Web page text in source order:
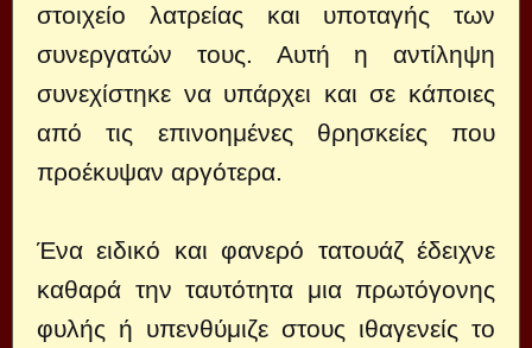
στοιχείο λατρείας και υποταγής των
συνεργατών τους. Αυτή η αντίληψη
συνεχίστηκε να υπάρχει και σε κάποιες
από τις επινοημένες θρησκείες που
προέκυψαν αργότερα.
Ένα ειδικό και φανερό τατουάζ έδειχνε
καθαρά την ταυτότητα μια πρωτόγονης
φυλής ή υπενθύμιζε στους ιθαγενείς το